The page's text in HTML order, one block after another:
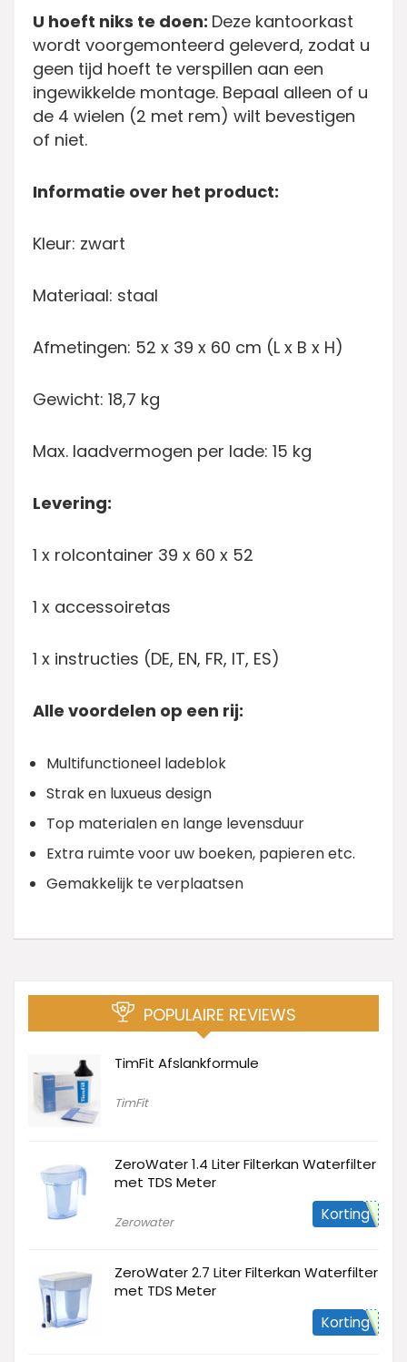
U hoeft niks te doen: Deze kantoorkast
wordt voorgemonteerd geleverd, zodat u
geen tijd hoeft te verspillen aan een
ingewikkelde montage. Bepaal alleen of u
de 4 wielen (2 met rem) wilt bevestigen
of niet.
Informatie over het product:
Kleur: zwart
Materiaal: staal
Afmetingen: 52 x 39 x 60 cm (L x B x H)
Gewicht: 18,7 kg
Max. laadvermogen per lade: 15 kg
Levering:
1 x rolcontainer 39 x 60 x 52
1 x accessoiretas
1 x instructies (DE, EN, FR, IT, ES)
Alle voordelen op een rij:
Multifunctioneel ladeblok
Strak en luxueus design
Top materialen en lange levensduur
Extra ruimte voor uw boeken, papieren etc.
Gemakkelijk te verplaatsen
POPULAIRE REVIEWS
TimFit Afslankformule
TimFit
ZeroWater 1.4 Liter Filterkan Waterfilter
met TDS Meter
Zerowater Korting
ZeroWater 2.7 Liter Filterkan Waterfilter
met TDS Meter
Korting